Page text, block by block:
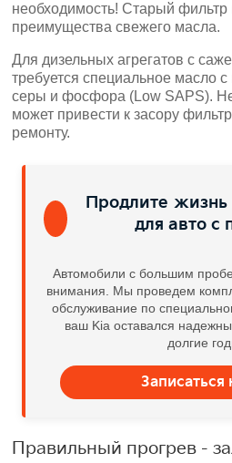
необходимость! Старый фильтр
преимущества свежего масла.
Для дизельных агрегатов с
требуется специальное масло
серы и фосфора (Low SAPS).
может привести к засору
ремонту.
Продлите
для авто с
Автомобили с большим
внимания. Мы проведем
обслуживание по
ваш Kia оставался
долгие
Записаться
Правильный прогрев -